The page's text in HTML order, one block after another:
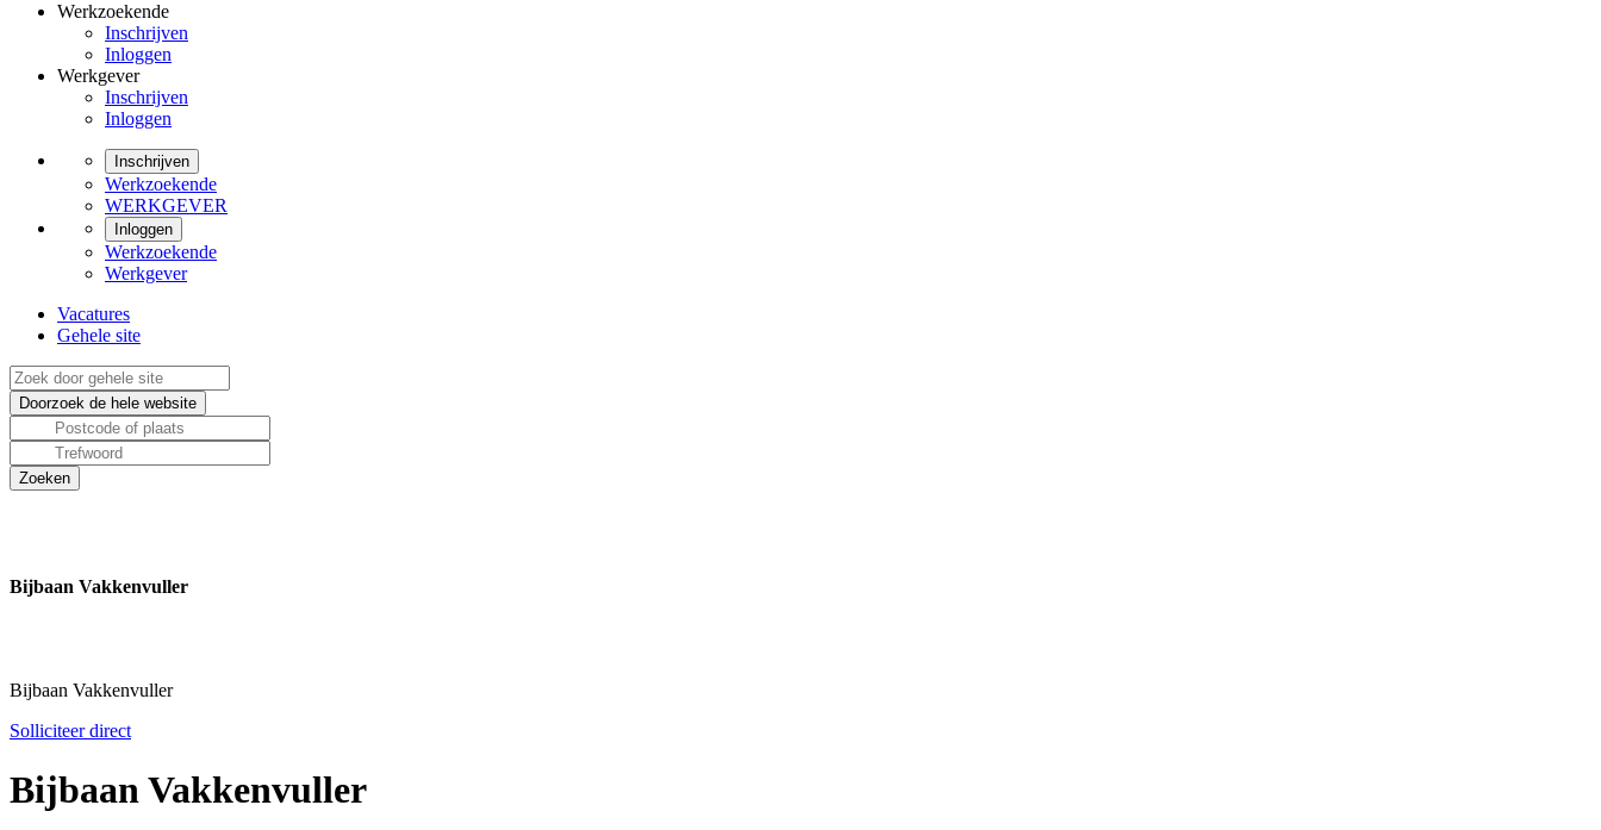
Werkzoekende
Inschrijven
Inloggen
Werkgever
Inschrijven
Inloggen
Inschrijven
Werkzoekende
WERKGEVER
Inloggen
Werkzoekende
Werkgever
Vacatures
Gehele site
Bijbaan Vakkenvuller
Bijbaan Vakkenvuller
Solliciteer direct
Bijbaan Vakkenvuller